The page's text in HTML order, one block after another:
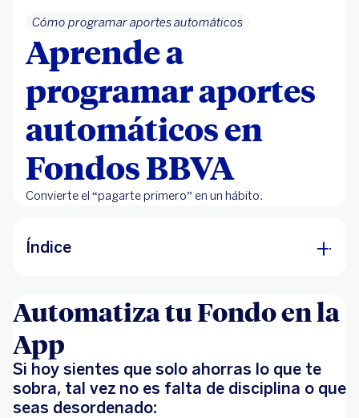
Cómo programar aportes automáticos
Aprende a
programar aportes
automáticos en
Fondos BBVA
Convierte el “pagarte primero” en un hábito.
Índice
Por ejemplo, si inviertes $100 y obtienes $10
¿Tiene algún costo adicional programar
aportes recurrentes?
Automatiza tu Fondo en la
App
Si hoy sientes que solo ahorras lo que te
sobra, tal vez no es falta de disciplina o que
seas desordenado: